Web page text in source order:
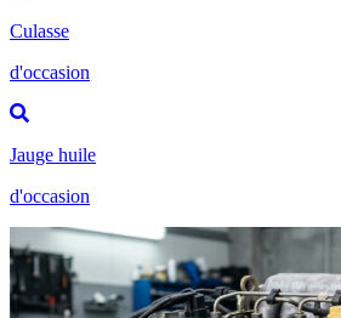
Culasse
d'occasion
Jauge huile
d'occasion